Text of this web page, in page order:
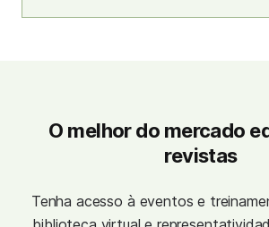
O melhor do mercado
revistas
Tenha acesso à eventos e